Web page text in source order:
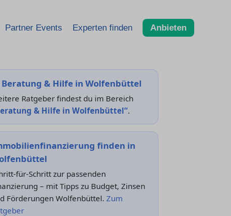
Partner Events Experten finden Anbieten
Beratung & Hilfe in Wolfenbüttel
Ratgeber findest du im Bereich
& Hilfe in Wolfenbüttel“.
finden in
für-Schritt zur passenden
– mit Tipps zu Budget, Zinsen
Förderungen Wolfenbüttel. Zum